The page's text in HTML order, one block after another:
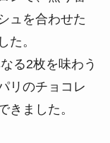
ュを合わせた
た。
る2枚を味わう
リのチョコレ
きました。